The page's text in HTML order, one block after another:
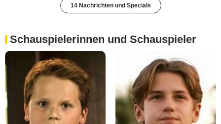
14 Nachrichten und Specials
Schauspielerinnen und Schauspieler